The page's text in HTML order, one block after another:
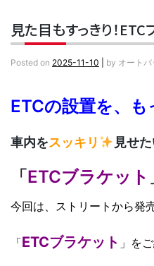
見た目もすっきり！ETC
Posted on 2025-11-10 by オートバ
ETCの設置を、も
車内をスッキリ 見せ
「ETCブラケット
今回は、ストリートから発
「ETCブラケット 」を